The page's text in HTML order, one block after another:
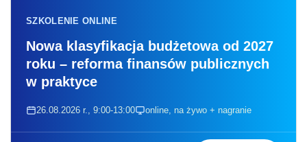
SZKOLENIE ONLINE
Nowa klasyfikacja budżetowa od 2027
roku – reforma finansów publicznych
w praktyce
26.08.2026 r., 9:00-13:00 online, na żywo + nagranie